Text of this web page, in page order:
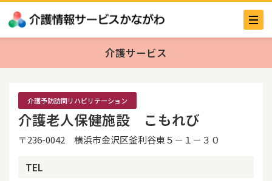
介護サービス
介護予防訪問リハビリテーション
介護老人保健施設 こもれび
〒236-0042 横浜市金沢区釜利谷東５－１－３０
TEL